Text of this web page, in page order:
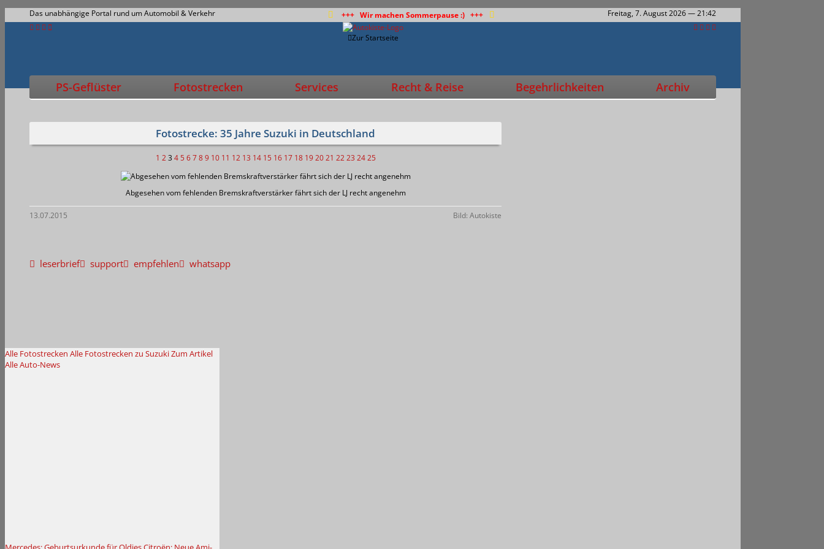
Das unabhängige Portal rund um Automobil & Verkehr +++ Wir machen Sommerpause :) +++ Freitag, 7. August 2026— 21:42
Zur Startseite
PS-Geflüster Fotostrecken Services Recht & Reise Begehrlichkeiten Archiv
Fotostrecke: 35 Jahre Suzuki in Deutschland
1 2 3 4 5 6 7 8 9 10 11 12 13 14 15 16 17 18 19 20 21 22 23 24 25
Abgesehen vom fehlenden Bremskraftverstärker fährt sich der LJ recht angenehm
13.07.2015 Bild: Autokiste
leserbrief support empfehlen whatsapp
Alle Fotostrecken Alle Fotostrecken zu SuzukiZum Artikel
Alle Auto-News